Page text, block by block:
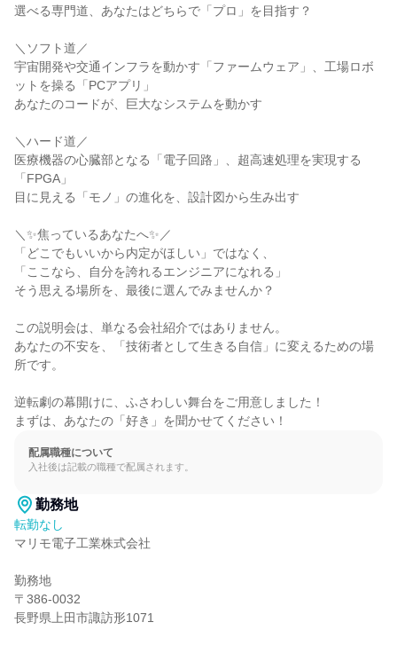
選べる専門道、あなたはどちらで「プロ」を目指す？
＼ソフト道／
宇宙開発や交通インフラを動かす「ファームウェア」、工場ロボ
ットを操る「PCアプリ」
あなたのコードが、巨大なシステムを動かす
＼ハード道／
医療機器の心臓部となる「電子回路」、超高速処理を実現する
「FPGA」
目に見える「モノ」の進化を、設計図から生み出す
＼✨焦っているあなたへ✨／
「どこでもいいから内定がほしい」ではなく、
「ここなら、自分を誇れるエンジニアになれる」
そう思える場所を、最後に選んでみませんか？
この説明会は、単なる会社紹介ではありません。
あなたの不安を、「技術者として生きる自信」に変えるための場
所です。
逆転劇の幕開けに、ふさわしい舞台をご用意しました！
まずは、あなたの「好き」を聞かせてください！
配属職種について
入社後は記載の職種で配属されます。
勤務地
転勤なし
マリモ電子工業株式会社
勤務地
〒386-0032
長野県上田市諏訪形1071